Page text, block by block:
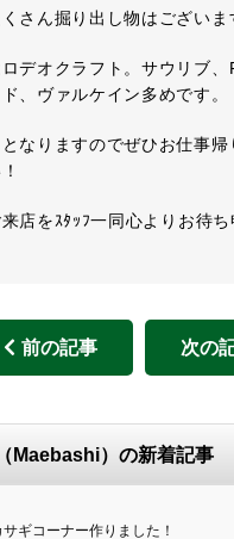
さん掘り出し物はございま
デオクラフト。サウリブ、
、ヴァルケイン多めです。
なりますのでぜひお仕事
店をｽﾀｯﾌ一同心よりお待ち
前の記事 次の
Maebashi）の新着記事
サギコーナー作りました！